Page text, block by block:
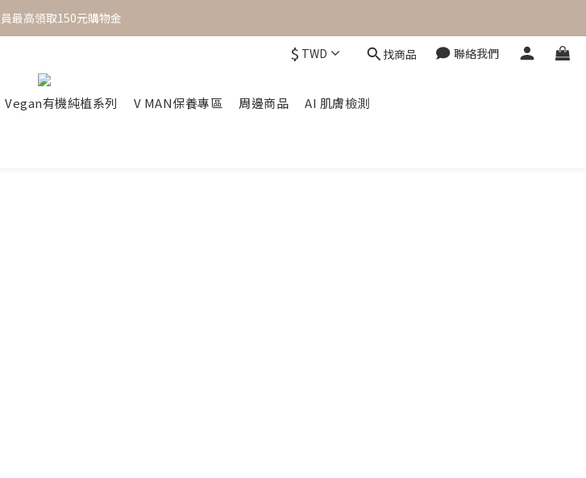
Masking  極簡保養｜極致呵護
最高領取150元購物金
$ TWD 找商品 聯絡我們
Vegan有機純植系列 V MAN保養專區 周邊商品
AI 肌膚檢測